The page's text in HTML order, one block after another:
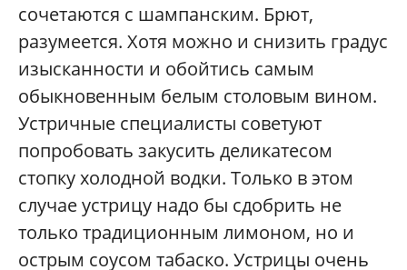
сочетаются с шампанским. Брют,
разумеется. Хотя можно и снизить градус
изысканности и обойтись самым
обыкновенным белым столовым вином.
Устричные специалисты советуют
попробовать закусить деликатесом
стопку холодной водки. Только в этом
случае устрицу надо бы сдобрить не
только традиционным лимоном, но и
острым соусом табаско. Устрицы очень